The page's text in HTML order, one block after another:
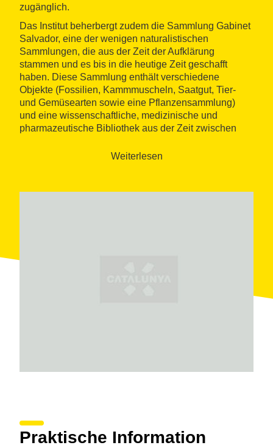
zugänglich.
Das Institut beherbergt zudem die Sammlung Gabinet
Salvador, eine der wenigen naturalistischen
Sammlungen, die aus der Zeit der Aufklärung
stammen und es bis in die heutige Zeit geschafft
haben. Diese Sammlung enthält verschiedene
Objekte (Fossilien, Kammmuscheln, Saatgut, Tier-
und Gemüsearten sowie eine Pflanzensammlung)
und eine wissenschaftliche, medizinische und
pharmazeutische Bibliothek aus der Zeit zwischen
wichtigsten Bibliotheken der Welt zählt.
Weiterlesen
Praktische Information